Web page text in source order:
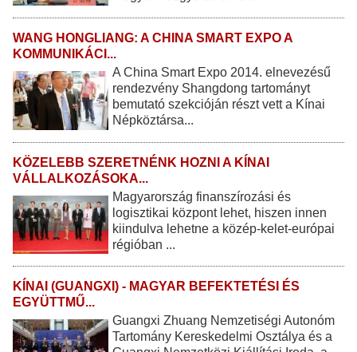
WANG HONGLIANG: A CHINA SMART EXPO A
KOMMUNIKÁCI...
A China Smart Expo 2014. elnevezésű
rendezvény Shangdong tartományt
bemutató szekcióján részt vett a Kínai
Népköztársa...
KÖZELEBB SZERETNÉNK HOZNI A KÍNAI
VÁLLALKOZÁSOKA...
Magyarország finanszírozási és
logisztikai központ lehet, hiszen innen
kiindulva lehetne a közép-kelet-európai
régióban ...
KÍNAI (GUANGXI) - MAGYAR BEFEKTETÉSI ÉS
EGYÜTTMŰ...
Guangxi Zhuang Nemzetiségi Autonóm
Tartomány Kereskedelmi Osztálya és a